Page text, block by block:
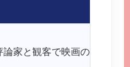
論家と観客で映画の評価が